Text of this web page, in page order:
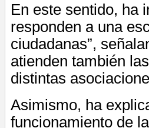
En este sentido, ha
responden a una
ciudadanas”,
atienden también
distintas
Asimismo, ha
funcionamiento de